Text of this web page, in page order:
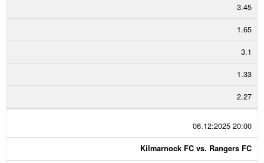
3.45
1.65
3.1
1.33
2.27
06.12:2025 20:00
Kilmarnock FC vs. Rangers FC